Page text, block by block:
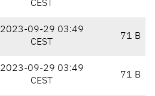
CEST
2023-09-29 03:49
CEST
71 B
2023-09-29 03:49
CEST
71 B